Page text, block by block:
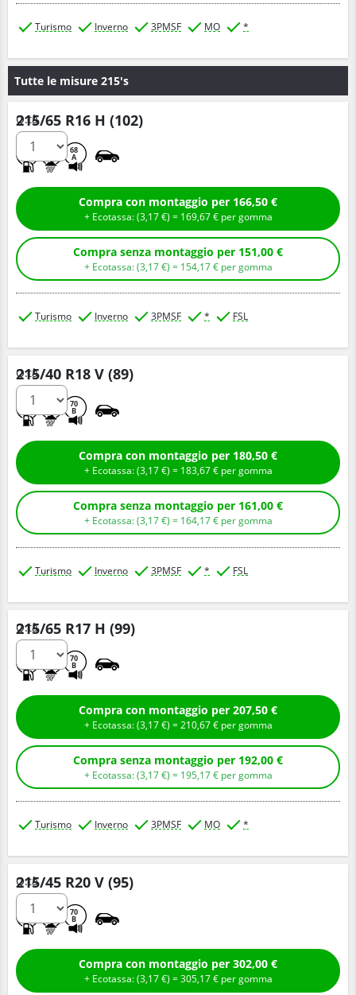
Turismo Inverno 3PMSF MO *
Tutte le misure 215's
215/65 R16 H (102)
68
A
Q.tà
Compra con montaggio per 166,50 €
+ Ecotassa: (3,17€ ) = 169,67€ per gomma
Compra senza montaggio per 151,00 €
+ Ecotassa: (3,17€ ) = 154,17€ per gomma
Turismo Inverno 3PMSF * FSL
215/40 R18 V (89)
70
B
Q.tà
Compra con montaggio per 180,50 €
+ Ecotassa: (3,17€ ) = 183,67€ per gomma
Compra senza montaggio per 161,00 €
+ Ecotassa: (3,17€ ) = 164,17€ per gomma
Turismo Inverno 3PMSF * FSL
215/65 R17 H (99)
70
B
Q.tà
Compra con montaggio per 207,50 €
+ Ecotassa: (3,17€ ) =210,67€ per gomma
Compra senza montaggio per 192,00 €
+ Ecotassa: (3,17€ ) = 195,17€ per gomma
Turismo Inverno 3PMSF MO *
215/45 R20 V (95)
70
B
Q.tà
Compra con montaggio per 302,00 €
+ Ecotassa: (3,17€ ) =305,17€ per gomma